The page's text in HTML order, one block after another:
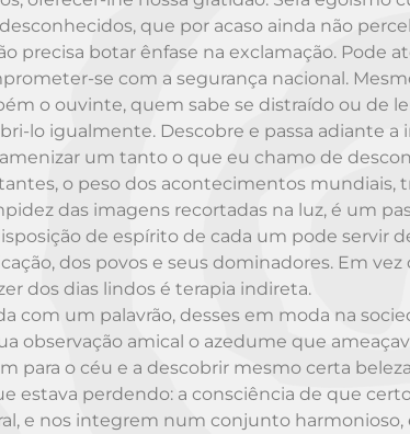
que por acaso ainda não
precisa botar ênfase na exclamação. Pode
se com a segurança nacional.
o ouvinte, quem sabe se distraído ou de
lo igualmente. Descobre e passa adiante a
um tanto o que eu chamo de
o peso dos acontecimentos mundiais,
das imagens recortadas na luz, é um
de espírito de cada um pode servir
dos povos e seus dominadores. Em
dos dias lindos é terapia indireta.
com um palavrão, desses em moda na
observação amical o azedume que
para o céu e a descobrir mesmo certa
estava perdendo: a consciência de que
e nos integrem num conjunto